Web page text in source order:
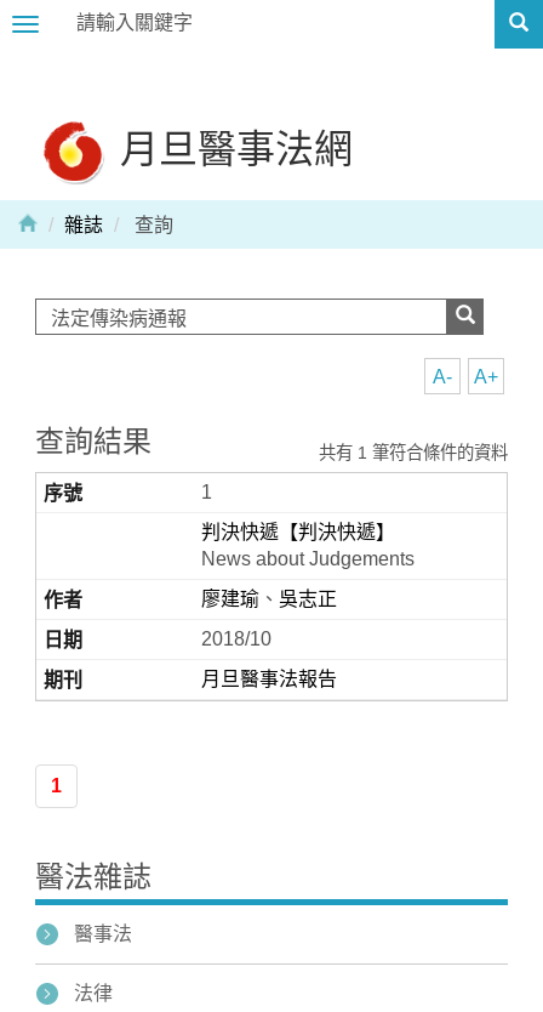
Toggle
月旦醫事法網
雜誌 查詢
A+
A-
查詢結果 共有 1 筆符合條件的資料
1
判決快遞【判決快遞】
News about Judgements
廖建瑜、 吳志正
2018/10
月旦醫事法報告
1
醫法雜誌
醫事法
法律